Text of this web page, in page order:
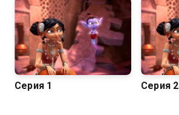
Серия 1 Серия 2